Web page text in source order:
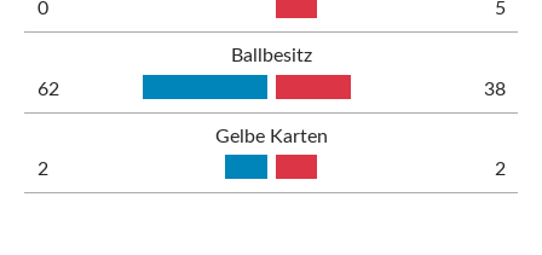
0
5
Ballbesitz
62
38
Gelbe Karten
2
2